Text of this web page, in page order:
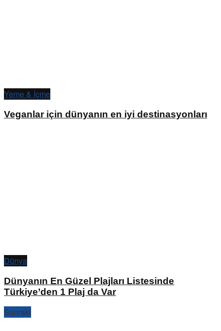
Yeme & İçme
Veganlar için dünyanın en iyi destinasyonları
Dünya
Dünyanın En Güzel Plajları Listesinde
Türkiye’den 1 Plaj da Var
Sonraki